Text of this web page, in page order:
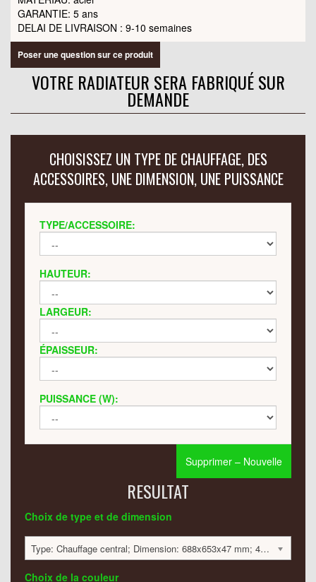
GARANTIE: 5 ans
DELAI DE LIVRAISON : 9-10 semaines
Poser une question sur ce produit
VOTRE RADIATEUR SERA FABRIQUÉ SUR
DEMANDE
CHOISISSEZ UN TYPE DE CHAUFFAGE, DES
ACCESSOIRES, UNE DIMENSION, UNE PUISSANCE
TYPE/ACCESSOIRE:
HAUTEUR:
LARGEUR:
ÉPAISSEUR:
PUISSANCE (W):
Supprimer – Nouvelle
RESULTAT
Choix de type et de dimension
Type: Chauffage central; Dimension: 688x653x47 mm; 434 Watt:; 1850 €
Choix de la couleur